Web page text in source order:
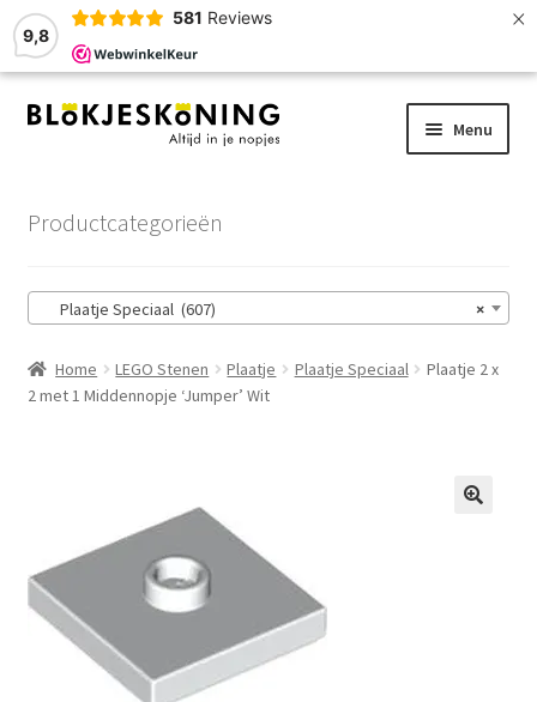
9,8
581 Reviews ×
Ga
Ga
Menu
Winkelmand
Afrekenen
Productcategorieën
×
Plaatje Speciaal (607)
Home LEGO Stenen Plaatje Plaatje Speciaal
Plaatje 2 x
2 met 1 Middennopje ‘Jumper’ Wit